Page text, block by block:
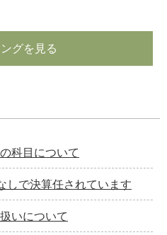
グを見る
科目について
しで決算任されています
いについて